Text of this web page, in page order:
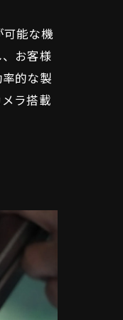
能な機
お客様
的な製
ラ搭載